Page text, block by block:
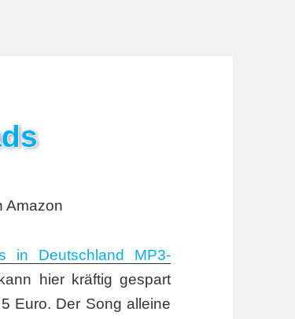
Amazon
in Deutschland MP3-
hier kräftig gespart
Euro. Der Song alleine